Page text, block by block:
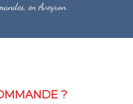
en Aveyron.